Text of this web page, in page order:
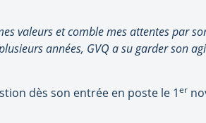
valeurs et comble mes attentes par
années, GVQ a su garder son
dès son entrée en poste le 1er